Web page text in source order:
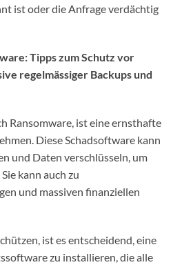
ist oder die Anfrage verdächtig
Tipps zum Schutz vor
regelmässiger Backups und
Ransomware, ist eine ernsthafte
Diese Schadsoftware kann
und Daten verschlüsseln, um
kann auch zu
und massiven finanziellen
ist es entscheidend, eine
zu installieren, die alle